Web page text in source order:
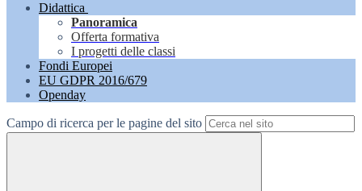
Didattica
Panoramica
Offerta formativa
I progetti delle classi
Fondi Europei
EU GDPR 2016/679
Openday
Campo di ricerca per le pagine del sito